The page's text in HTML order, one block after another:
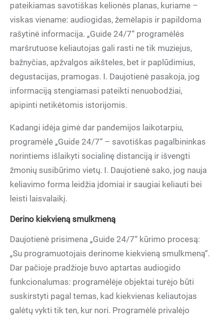
pateikiamas savotiškas kelionės planas, kuriame –
viskas viename: audiogidas, žemėlapis ir papildoma
rašytinė informacija. „Guide 24/7“ programėlės
maršrutuose keliautojas gali rasti ne tik muziejus,
bažnyčias, apžvalgos aikšteles, bet ir paplūdimius,
degustacijas, pramogas. I. Daujotienė pasakoja, jog
informaciją stengiamasi pateikti nenuobodžiai,
apipinti netikėtomis istorijomis.
Kadangi idėja gimė dar pandemijos laikotarpiu,
programėlė „Guide 24/7“ – savotiškas pagalbininkas
norintiems išlaikyti socialinę distanciją ir išvengti
žmonių susibūrimo vietų. I. Daujotienė sako, jog nauja
keliavimo forma leidžia įdomiai ir saugiai keliauti bei
leisti laisvalaikį.
Derino kiekvieną smulkmeną
Daujotienė prisimena „Guide 24/7“ kūrimo procesą:
„Su programuotojais derinome kiekvieną smulkmeną“.
Dar pačioje pradžioje buvo aptartas audiogido
funkcionalumas: programėlėje objektai turėjo būti
suskirstyti pagal temas, kad kiekvienas keliautojas
galėtų vykti tik ten, kur nori. Programėlė privalėjo